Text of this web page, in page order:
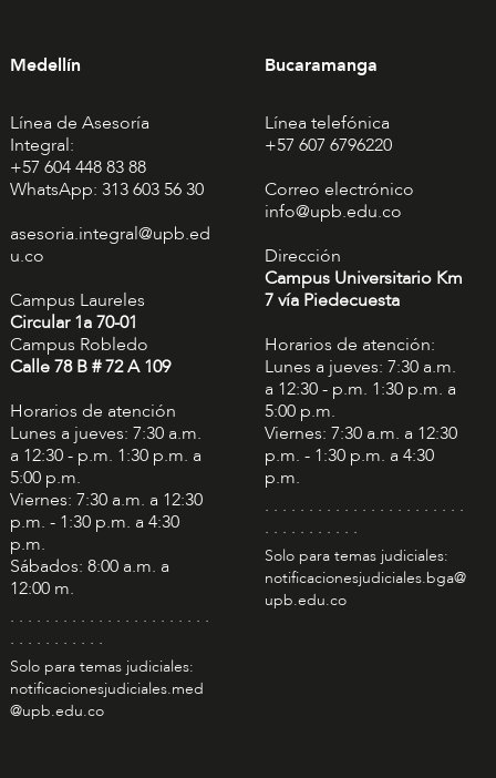
Medellín
Línea de Asesoría
Integral:
+57 604 448 83 88
WhatsApp: 313 603 56 30
asesoria.integral@upb.ed
u.co
Campus Laureles
Circular 1a 70-01
Campus Robledo
Calle 78 B # 72 A 109
Horarios de atención
Lunes a jueves: 7:30 a.m.
a 12:30 - p.m. 1:30 p.m. a
5:00 p.m.
Viernes: 7:30 a.m. a 12:30
p.m. - 1:30 p.m. a 4:30
p.m.
Sábados: 8:00 a.m. a
12:00 m.
. . . . . . . . . . . . . . . . . . . . . . .
. . . . . . . . . . .
Solo para temas judiciales:
notificacionesjudiciales.med
@upb.edu.co
Bucaramanga
Línea telefónica
+57 607 6796220
Correo electrónico
info@upb.edu.co
Dirección
Campus Universitario Km
7 vía Piedecuesta
Horarios de atención:
Lunes a jueves: 7:30 a.m.
a 12:30 - p.m. 1:30 p.m. a
5:00 p.m.
Viernes: 7:30 a.m. a 12:30
p.m. - 1:30 p.m. a 4:30
p.m.
. . . . . . . . . . . . . . . . . . . . . . .
. . . . . . . . . . .
Solo para temas judiciales:
notificacionesjudiciales.bga@
upb.edu.co